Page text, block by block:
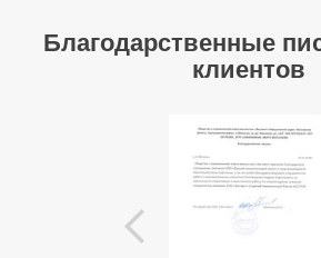
Благодарственные
клиентов